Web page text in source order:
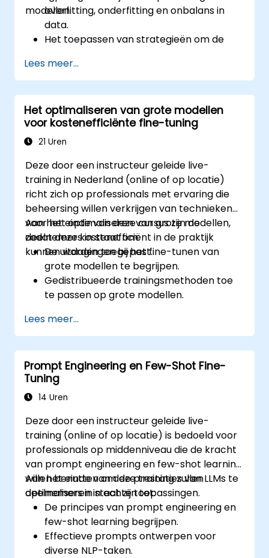
modellen.
overfitting, onderfitting en onbalans in
data.
Het toepassen van strategieën om de
Het optimaliseren van fine-
tuningprocessen voor betere prestaties.
Het debuggen van trainingsprocessen
met behulp van praktische hulpmiddelen
en technieken.
Lees meer...
Het optimaliseren van grote modellen
voor kostenefficiënte fine-tuning
21 Uren
Deze door een instructeur geleide live-
training in Nederland (online of op locatie)
richt zich op professionals met ervaring die
beheersing willen verkrijgen van technieken
voor het optimaliseren van grote modellen,
zodat deze kostenefficiënt in de praktijk
kunnen worden toegepast.
Aan het einde van deze cursus zijn de
deelnemers in staat om:
De uitdagingen bij het fine-tunen van
grote modellen te begrijpen.
Gedistribueerde trainingsmethoden toe
te passen op grote modellen.
voor een efficiëntere werking.
Het hardwaregebruik te optimaliseren
voor fine-tuningtaken.
Fine-tuned modellen effectief in
productieomgevingen te implementeren.
Lees meer...
Prompt Engineering en Few-Shot Fine-
Tuning
14 Uren
Deze door een instructeur geleide live-
training (online of op locatie) is bedoeld voor
professionals op middenniveau die de kracht
van prompt engineering en few-shot learning
willen benutten om de prestaties van LLMs te
optimaliseren in echte toepassingen.
Aan het einde van deze training zullen
deelnemers in staat zijn tot:
De principes van prompt engineering en
few-shot learning begrijpen.
Effectieve prompts ontwerpen voor
diverse NLP-taken.